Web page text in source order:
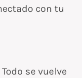
con tu
se vuelve